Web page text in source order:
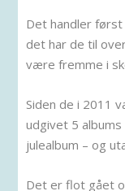
Det handler
det har de til
være fremme i
Siden de i 2011
udgivet 5
julealbum – og
Det er flot gået